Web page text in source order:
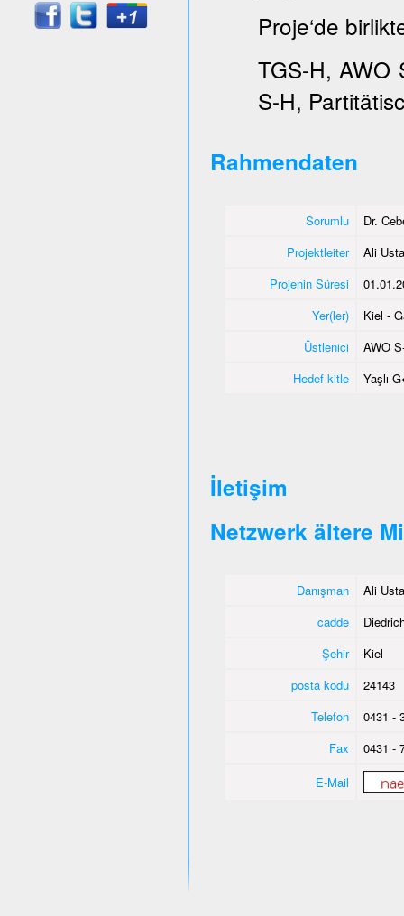
Proje‘de
TGS-H, AWO
S-H,
Rahmendaten
Sorumlu
Dr.
Projektleiter
Ali
Projenin Süresi
Yer(ler)
Kiel -
Üstlenici
AWO
Hedef kitle
Yaşlı
İletişim
Netzwerk ältere
Danışman
Ali
cadde
Şehir
Kiel
posta kodu
24143
Telefon
0431 -
Fax
0431 -
E-Mail